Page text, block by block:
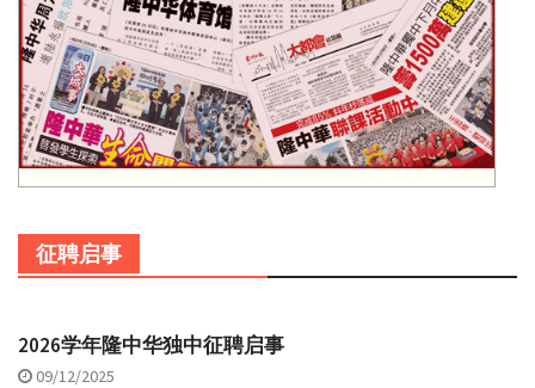
征聘启事
2026学年隆中华独中征聘启事
09/12/2025